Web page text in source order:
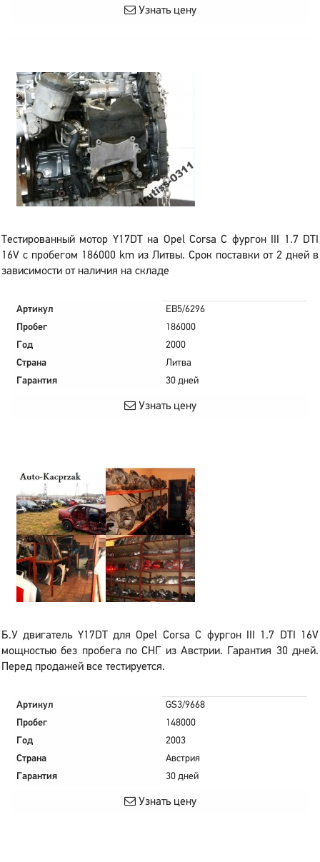
Узнать цену
Тестированный мотор Y17DT на Opel Corsa C фургон III 1.7 DTI
16V с пробегом 186000 km из Литвы. Срок поставки от 2 дней в
зависимости от наличия на складе
Артикул
EB5/6296
Пробег
186000
Год
2000
Страна
Литва
Гарантия
30 дней
Узнать цену
Б.У двигатель Y17DT для Opel Corsa C фургон III 1.7 DTI 16V
мощностью без пробега по СНГ из Австрии. Гарантия 30 дней.
Перед продажей все тестируется.
Артикул
GS3/9668
Пробег
148000
Год
2003
Страна
Австрия
Гарантия
30 дней
Узнать цену